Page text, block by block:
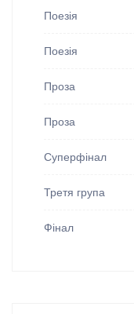
Поезія
Поезія
Проза
Проза
Суперфінал
Третя група
Фінал